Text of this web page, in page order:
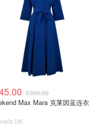
£350.00
Max Mara 克莱因蓝连衣
UK